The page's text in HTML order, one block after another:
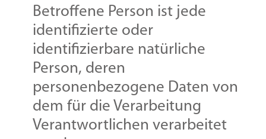
Betroffene Person ist jede
identifizierte oder
identifizierbare natürliche
Person, deren
personenbezogene Daten von
dem für die Verarbeitung
Verantwortlichen verarbeitet